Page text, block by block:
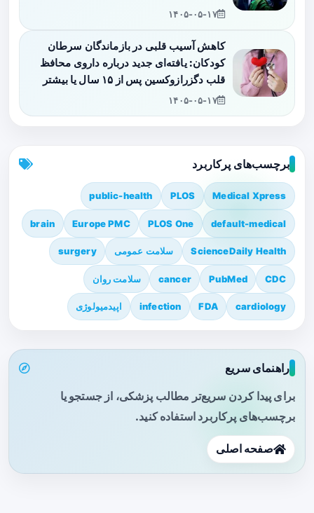
۱۴۰۵-۰۵-۱۷
کاهش آسیب قلبی در بازماندگان سرطان
کودکان: یافته‌ای جدید درباره داروی محافظ
قلب دگزرازوکسین پس از ۱۵ سال یا بیشتر
۱۴۰۵-۰۵-۱۷
برچسب‌های پرکاربرد
Medical Xpress
PLOS
public-health
default-medical
PLOS One
Europe PMC
brain
ScienceDaily Health سلامت عمومی surgery
CDC
PubMed
cancer سلامت روان
cardiology
FDA
infection اپیدمیولوژی
راهنمای سریع
برای پیدا کردن سریع‌تر مطالب پزشکی، از جستجو یا
برچسب‌های پرکاربرد استفاده کنید.
صفحه اصلی